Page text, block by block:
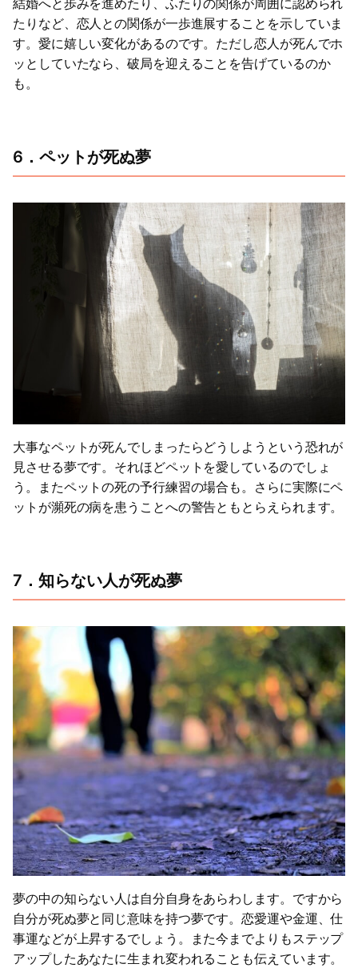
たりなど、恋人との関係が一歩進展することを示していま
す。愛に嬉しい変化があるのです。ただし恋人が死んでホ
ッとしていたなら、破局を迎えることを告げているのか
も。
6．ペットが死ぬ夢
大事なペットが死んでしまったらどうしようという恐れが
見させる夢です。それほどペットを愛しているのでしょ
う。またペットの死の予行練習の場合も。さらに実際にペ
ットが瀕死の病を患うことへの警告ともとらえられます。
7．知らない人が死ぬ夢
夢の中の知らない人は自分自身をあらわします。ですから
自分が死ぬ夢と同じ意味を持つ夢です。恋愛運や金運、仕
事運などが上昇するでしょう。また今までよりもステップ
アップしたあなたに生まれ変われることも伝えています。